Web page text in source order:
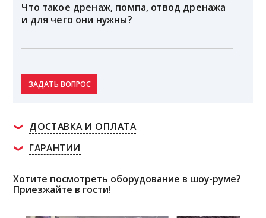
Что такое дренаж, помпа, отвод дренажа
и для чего они нужны?
ЗАДАТЬ ВОПРОС
ДОСТАВКА И ОПЛАТА
ГАРАНТИИ
Хотите посмотреть оборудование в шоу-руме?
Приезжайте в гости!